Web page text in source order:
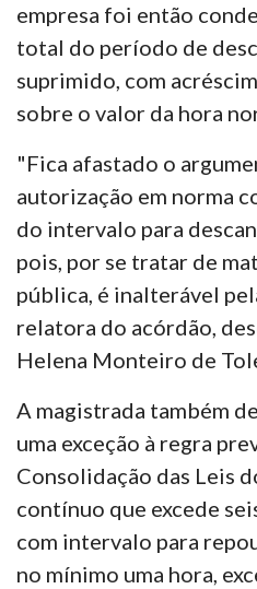
empresa foi então
total do período de
suprimido, com
sobre o valor da hora
"Fica afastado o
autorização em norma
do intervalo para
pois, por se tratar de
pública, é inalterável
relatora do acórdão,
Helena Monteiro de
A magistrada também
uma exceção à regra
Consolidação das Leis
contínuo que excede
com intervalo para
no mínimo uma hora,